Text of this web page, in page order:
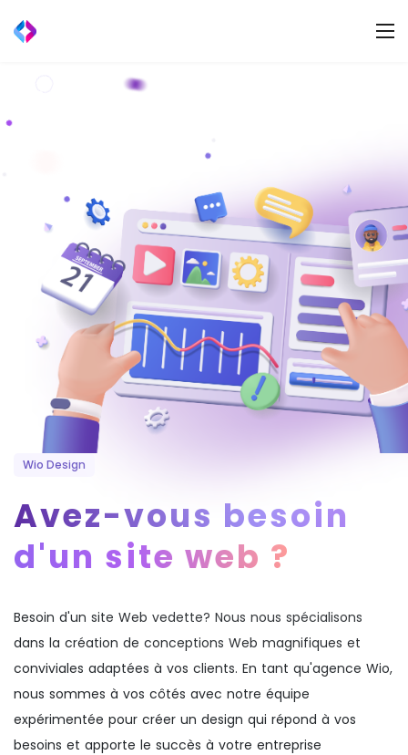
Wio Design
Avez-vous besoin
d'un site web ?
Besoin d'un site Web vedette? Nous nous spécialisons
dans la création de conceptions Web magnifiques et
conviviales adaptées à vos clients. En tant qu'agence Wio,
nous sommes à vos côtés avec notre équipe
expérimentée pour créer un design qui répond à vos
besoins et apporte le succès à votre entreprise